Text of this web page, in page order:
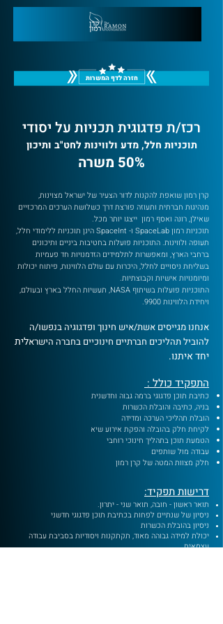
חזרה לדף המשרות
רכז/ת פדגוגית תכניות על יסודי
תוכניות חלל, מדע ולווינות לחט"ב ותיכון
50% משרה
קרן רמון שואפת להקנות לדור הצעיר של ישראל מצוינות,
מנהיגות חברתית ותעוזה פורצת דרך כשלושת הערכים המרכזיים
שאילן, רונה ואסף רמון ייצגו יותר מכל.
תוכניות רמון SpaceLab ו- SpaceInt הינן תוכניות ללימודי חלל,
תעופה ולווינות. התוכניות פועלות בחטיבות ביניים ותיכונים
ברחבי הארץ, ומאפשרות לתלמידים הזדמנויות חד פעמיות
בשליחת ניסויים לחלל, היכרות עם עולם הלווינות, פיתוח יכולות
ומיומנויות אישיות וקבוצתיות.
התוכניות פועלות בשיתוף NASA, תעשיות החלל בארץ ובעולם,
ויחידת הלווינות 9900.
אנחנו מגייסים אשת/איש חינוך ופדגוגיה בנפשו/ה
להוביל תהליכים חברתיים חינוכיים בחברה הישראלית
יחד איתנו.
התפקיד כולל :
כתיבת תוכן פדגוגי ברמה גבוה וחדשנית
בניה, כתיבה והובלת הכשרות
הובלת תהליכי הערכה ומדידה
לקיחת חלק בהובלה והפקת אירוע שיא
הטמעת תוכן בתהליך חינוכי רוחבי
עבודה מול שותפים
חלק מצוות המטה של קרן רמון
דרישות תפקיד:
תואר ראשון - חובה, תואר שני - יתרון.
ניסיון של שנתיים לפחות בכתיבת תוכן פדגוגי חדשני
ניסיון בהובלת הכשרות
יכולת למידה גבוהה מאוד, תקתקנות ויסודיות בסביבת עבודה
עצמאית.